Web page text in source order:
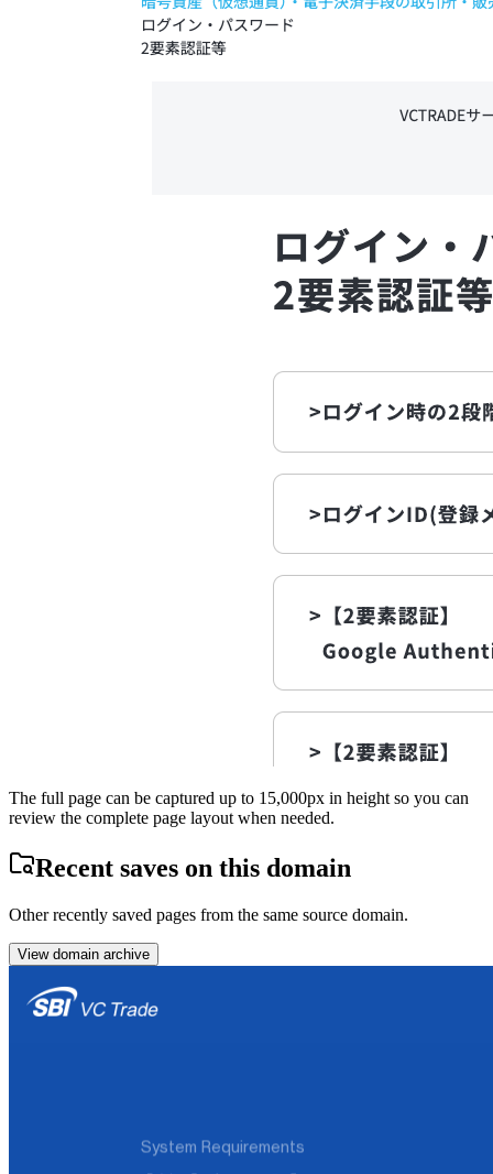
The full page can be captured up to 15,000px in height so you can
review the complete page layout when needed.
Recent saves on this domain
Other recently saved pages from the same source domain.
View domain archive